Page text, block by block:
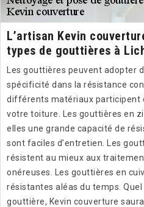
L’artisan Kevin
types de gouttières à
Les gouttières peuvent adopter
spécificité dans la résistance
différents matériaux participent
votre toiture. Les gouttières en
elles une grande capacité de
sont faciles d’entretien. Les
résistent au mieux aux
onéreuses. Les gouttières en
résistantes aléas du temps.
gouttière, Kevin couverture